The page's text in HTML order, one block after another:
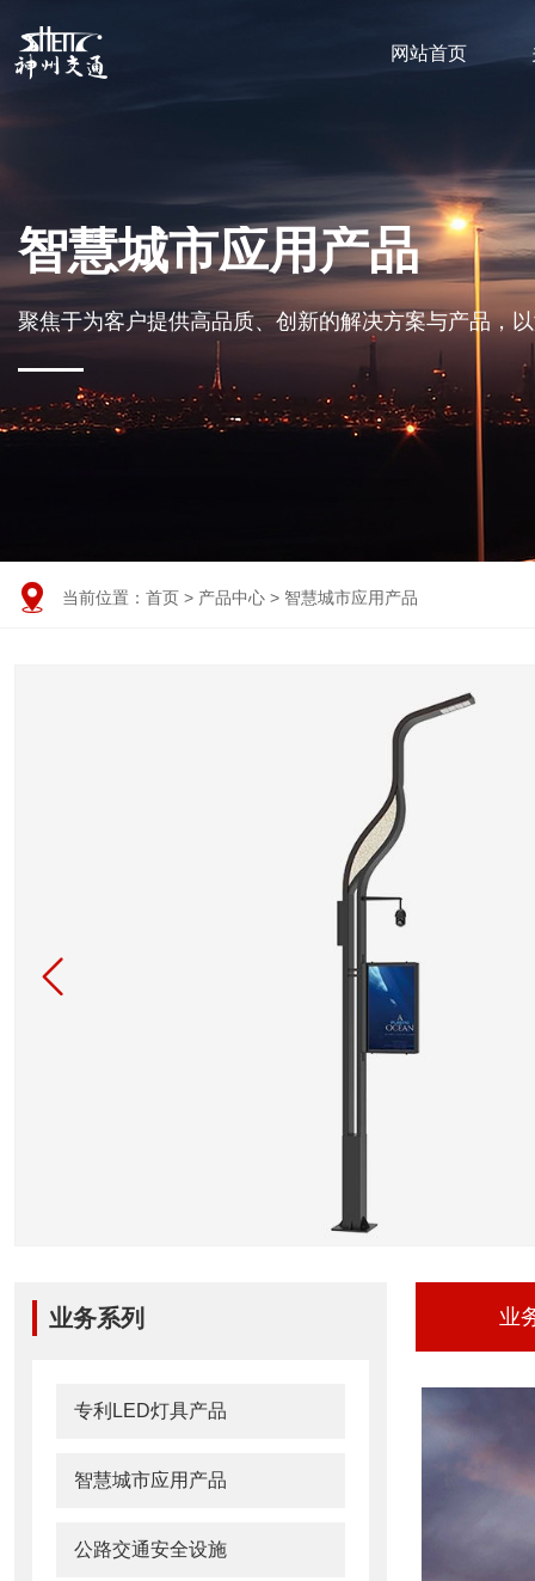
网站首页
智慧城市应用产品
聚焦于为客户提供高品质、创新的解决方案与产品，
 当前位置： 首页 > 产品中心 > 智慧城市应用产品

业务系列
专利LED灯具产品
智慧城市应用产品
公路交通安全设施
业